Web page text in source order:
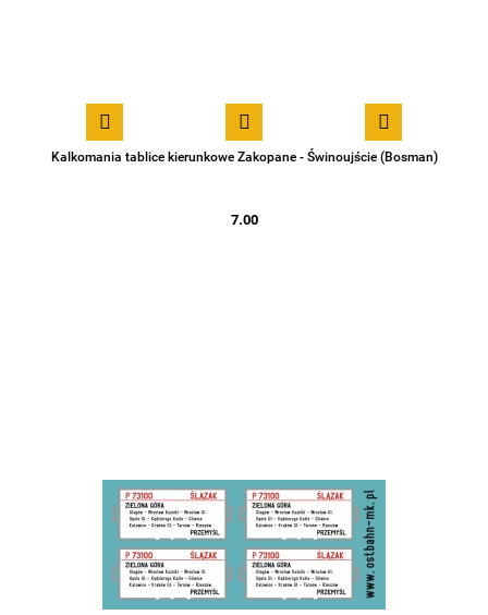
Kalkomania tablice kierunkowe Zakopane - Świnoujście (Bosman)
7.00